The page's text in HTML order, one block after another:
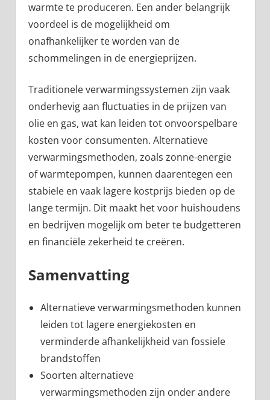
warmte te produceren. Een ander belangrijk
voordeel is de mogelijkheid om
onafhankelijker te worden van de
schommelingen in de energieprijzen.
Traditionele verwarmingssystemen zijn vaak
onderhevig aan fluctuaties in de prijzen van
olie en gas, wat kan leiden tot onvoorspelbare
kosten voor consumenten. Alternatieve
verwarmingsmethoden, zoals zonne-energie
of warmtepompen, kunnen daarentegen een
stabiele en vaak lagere kostprijs bieden op de
lange termijn. Dit maakt het voor huishoudens
en bedrijven mogelijk om beter te budgetteren
en financiële zekerheid te creëren.
Samenvatting
Alternatieve verwarmingsmethoden kunnen
leiden tot lagere energiekosten en
verminderde afhankelijkheid van fossiele
brandstoffen
Soorten alternatieve
verwarmingsmethoden zijn onder andere